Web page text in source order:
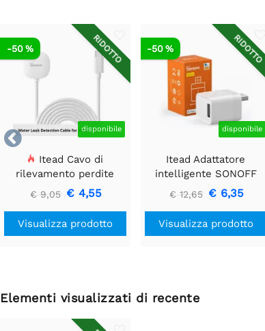

RIDOTTO
disponibile
-50 %
Itead Cavo di
rilevamento perdite
d'acqua Sonoff Wldc200
€ 9,05 € 4,55
Visualizza prodotto
RIDOTTO
disponibile
-50 %
Itead Adattatore
intelligente SONOFF
Micro Zigbee USB
€ 12,65 € 6,35
Visualizza prodotto
Elementi visualizzati di recente